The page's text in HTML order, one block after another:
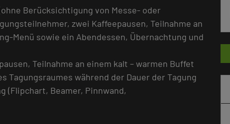
Berücksichtigung von Messe- oder
zwei Kaffeepausen, Teilnahme an
Menü sowie ein Abendessen, Übernachtung und
Teilnahme an einem kalt – warmen Buffet
Tagungsraumes während der Dauer der Tagung
(Flipchart, Beamer, Pinnwand,